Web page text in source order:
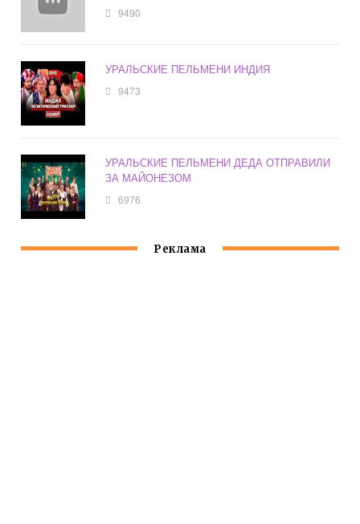
9490
УРАЛЬСКИЕ ПЕЛЬМЕНИ ИНДИЯ
9473
УРАЛЬСКИЕ ПЕЛЬМЕНИ ДЕДА ОТПРАВИЛИ
ЗА МАЙОНЕЗОМ
6976
Реклама